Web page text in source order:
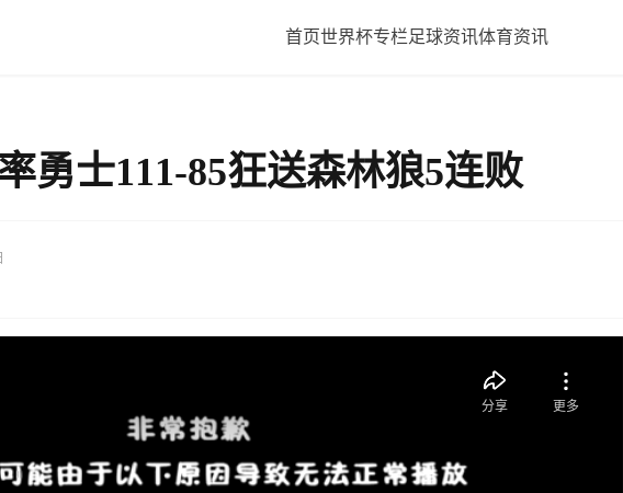
首页世界杯专栏足球资讯体育资讯
勇士111-85狂送森林狼5连败